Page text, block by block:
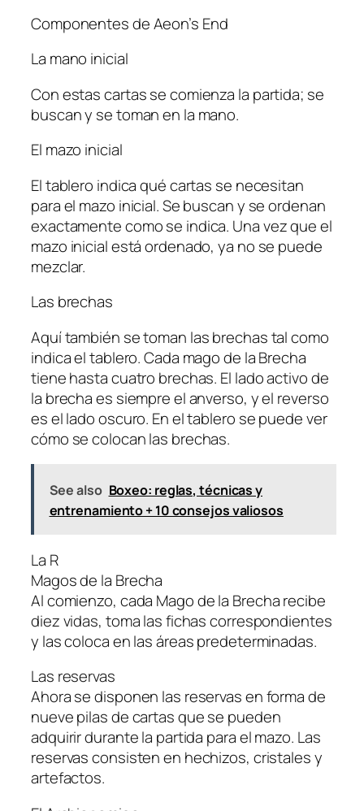
Componentes de Aeon’s End
La mano inicial
Con estas cartas se comienza la partida; se
buscan y se toman en la mano.
El mazo inicial
El tablero indica qué cartas se necesitan
para el mazo inicial. Se buscan y se ordenan
exactamente como se indica. Una vez que el
mazo inicial está ordenado, ya no se puede
mezclar.
Las brechas
Aquí también se toman las brechas tal como
indica el tablero. Cada mago de la Brecha
tiene hasta cuatro brechas. El lado activo de
la brecha es siempre el anverso, y el reverso
es el lado oscuro. En el tablero se puede ver
cómo se colocan las brechas.
See also Boxeo: reglas, técnicas y
entrenamiento + 10 consejos valiosos
La R
Magos de la Brecha
Al comienzo, cada Mago de la Brecha recibe
diez vidas, toma las fichas correspondientes
y las coloca en las áreas predeterminadas.
Las reservas
Ahora se disponen las reservas en forma de
nueve pilas de cartas que se pueden
adquirir durante la partida para el mazo. Las
reservas consisten en hechizos, cristales y
artefactos.